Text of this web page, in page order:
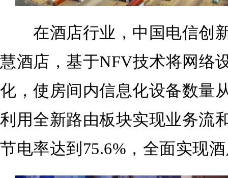
在酒店行业，中国电信创
慧酒店，基于NFV技术将网络
化，使房间内信息化设备数量
利用全新路由板块实现业务流
节电率达到75.6%，全面实现